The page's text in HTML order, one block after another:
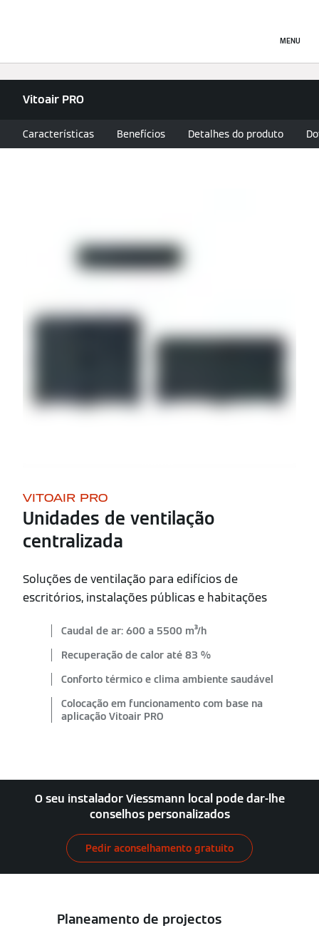
MENU
Vitoair PRO
Características Benefícios Detalhes do produto
VITOAIR PRO
Unidades de ventilação
centralizada
Soluções de ventilação para edifícios de
escritórios, instalações públicas e habitações
Caudal de ar: 600 a 5500 m³/h
Recuperação de calor até 83 %
Conforto térmico e clima ambiente saudável
Colocação em funcionamento com base na
aplicação Vitoair PRO
O seu instalador Viessmann local pode dar-lhe
conselhos personalizados
Pedir aconselhamento gratuito
Planeamento de projectos